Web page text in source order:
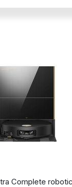
Complete